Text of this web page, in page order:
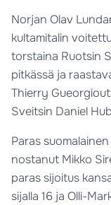
Norjan Olav
kultamitalin
torstaina Ruotsin
pitkässä ja
Thierry
Sveitsin Daniel
Paras
nostanut Mikko
paras sijoitus
sijalla 16 ja Olli-